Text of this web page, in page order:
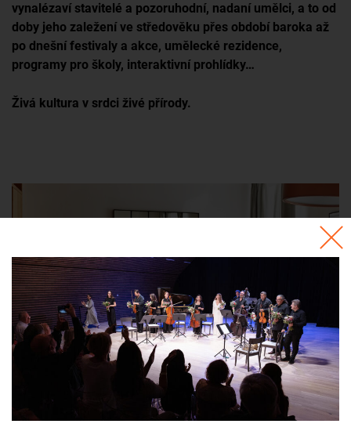
vynalézaví stavitelé a pozoruhodní, nadaní umělci, a to od
doby jeho zaležení ve středověku přes období baroka až
po dnešní festivaly a akce, umělecké rezidence,
programy pro školy, interaktivní prohlídky…
Živá kultura v srdci živé přírody.